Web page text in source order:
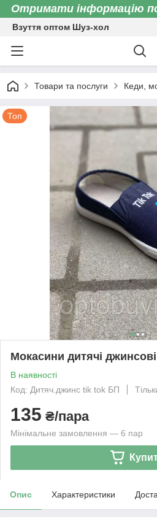
Отримати інформацію
Взуття оптом Шуз-хол
Товари та послуги Кеди,
Топ
Мокасини дитячі джинсові
В наявності
Код: Дитяч.джинс tik tok БП
135 ₴/пара
Мінімальне замовлення — 6 пар
Опис Характеристики